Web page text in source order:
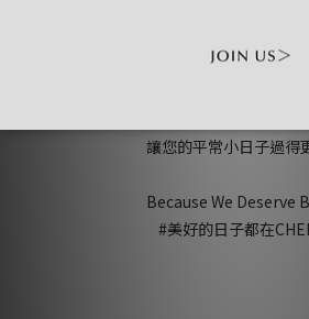
CHENYU辰昱
讓您的平常小日子過得
Because We Deserve
#美好的日子都在